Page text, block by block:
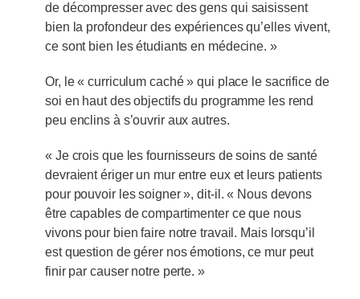
de décompresser avec des gens qui saisissent
bien la profondeur des expériences qu’elles vivent,
ce sont bien les étudiants en médecine. »
Or, le « curriculum caché » qui place le sacrifice de
soi en haut des objectifs du programme les rend
peu enclins à s’ouvrir aux autres.
« Je crois que les fournisseurs de soins de santé
devraient ériger un mur entre eux et leurs patients
pour pouvoir les soigner », dit-il. « Nous devons
être capables de compartimenter ce que nous
vivons pour bien faire notre travail. Mais lorsqu’il
est question de gérer nos émotions, ce mur peut
finir par causer notre perte. »